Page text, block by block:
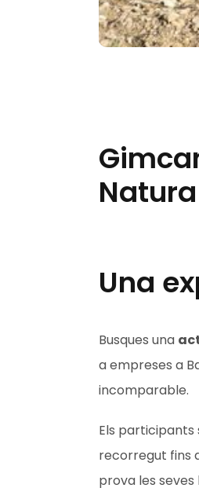
Natura
Una
Busques una
a empreses a
incomparable.
Els participants
recorregut fins
prova les